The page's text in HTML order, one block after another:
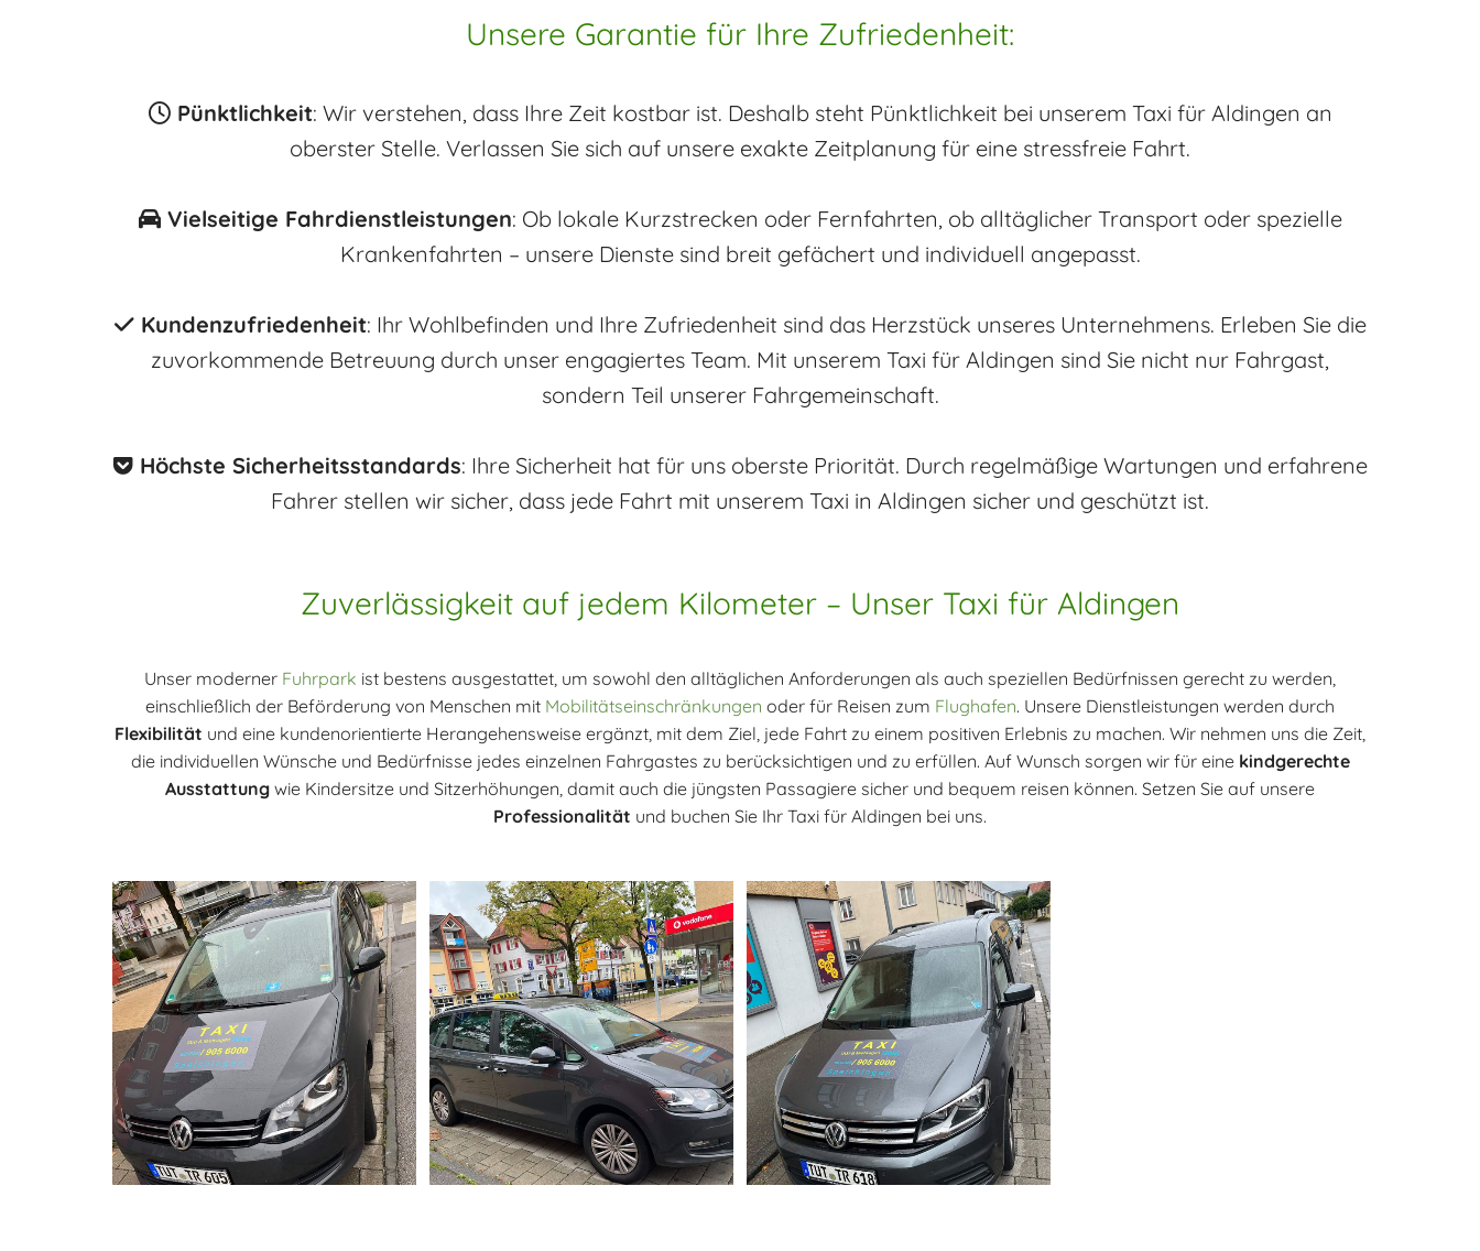
Unsere Garantie für Ihre Zufriedenheit:
Pünktlichkeit: Wir verstehen, dass Ihre Zeit kostbar ist. Deshalb steht Pünktlichkeit bei unserem Taxi für Aldingen an
oberster Stelle. Verlassen Sie sich auf unsere exakte Zeitplanung für eine stressfreie Fahrt.
Vielseitige Fahrdienstleistungen: Ob lokale Kurzstrecken oder Fernfahrten, ob alltäglicher Transport oder spezielle
Krankenfahrten – unsere Dienste sind breit gefächert und individuell angepasst.
Kundenzufriedenheit: Ihr Wohlbefinden und Ihre Zufriedenheit sind das Herzstück unseres Unternehmens. Erleben Sie die
zuvorkommende Betreuung durch unser engagiertes Team. Mit unserem Taxi für Aldingen sind Sie nicht nur Fahrgast,
sondern Teil unserer Fahrgemeinschaft.
Höchste Sicherheitsstandards: Ihre Sicherheit hat für uns oberste Priorität. Durch regelmäßige Wartungen und erfahrene
Fahrer stellen wir sicher, dass jede Fahrt mit unserem Taxi in Aldingen sicher und geschützt ist.
Zuverlässigkeit auf jedem Kilometer – Unser Taxi für Aldingen
Unser moderner Fuhrpark ist bestens ausgestattet, um sowohl den alltäglichen Anforderungen als auch speziellen Bedürfnissen gerecht zu werden,
einschließlich der Beförderung von Menschen mit Mobilitätseinschränkungen oder für Reisen zum Flughafen. Unsere Dienstleistungen werden durch
Flexibilität und eine kundenorientierte Herangehensweise ergänzt, mit dem Ziel, jede Fahrt zu einem positiven Erlebnis zu machen. Wir nehmen uns die Zeit,
die individuellen Wünsche und Bedürfnisse jedes einzelnen Fahrgastes zu berücksichtigen und zu erfüllen. Auf Wunsch sorgen wir für eine kindgerechte
Ausstattung wie Kindersitze und Sitzerhöhungen, damit auch die jüngsten Passagiere sicher und bequem reisen können. Setzen Sie auf unsere
Professionalität und buchen Sie Ihr Taxi für Aldingen bei uns.